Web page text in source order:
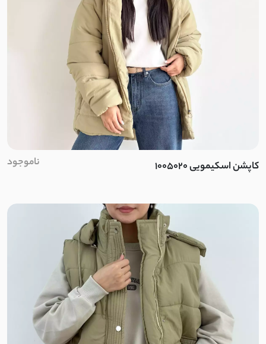
مخمل کبریتی
سوپر سانتانا
ضدآب دارای آستر
ضد آب
بافت کبریتی
سلانیک
کاپشن اسکیمویی 1005020 ناموجود